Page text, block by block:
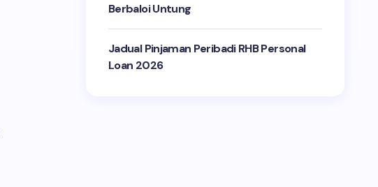
Berbaloi Untung
Jadual Pinjaman Peribadi RHB Personal
Loan 2026